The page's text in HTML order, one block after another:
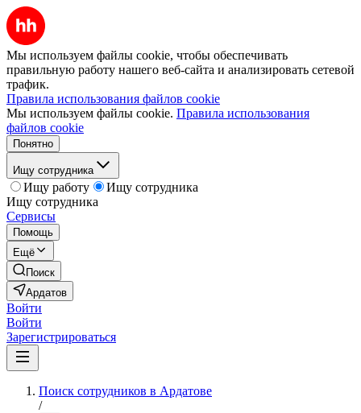
Мы используем файлы cookie, чтобы обеспечивать
правильную работу нашего веб-сайта и анализировать сетевой
трафик.
Правила использования файлов cookie
Мы используем файлы cookie. Правила использования
файлов cookie
Понятно
Ищу сотрудника
Ищу работу
Ищу сотрудника
Ищу сотрудника
Сервисы
Помощь
Ещё
Поиск
Ардатов
Войти
Войти
Зарегистрироваться
Поиск сотрудников в Ардатове
/